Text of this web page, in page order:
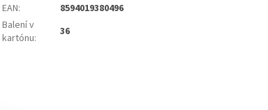
EAN:
8594019380496
Balení v
kartónu: 36